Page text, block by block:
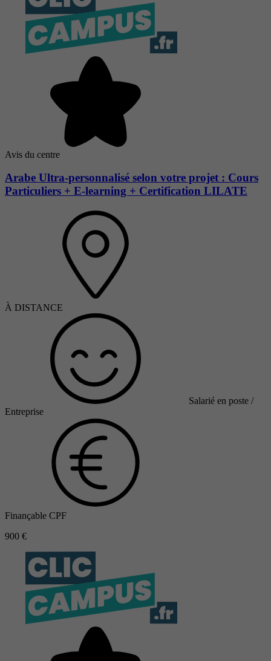
Avis du centre
Arabe Ultra-personnalisé selon votre projet : Cours
Particuliers + E-learning + Certification LILATE
À DISTANCE
Salarié en poste /
Entreprise
Finançable CPF
900 €